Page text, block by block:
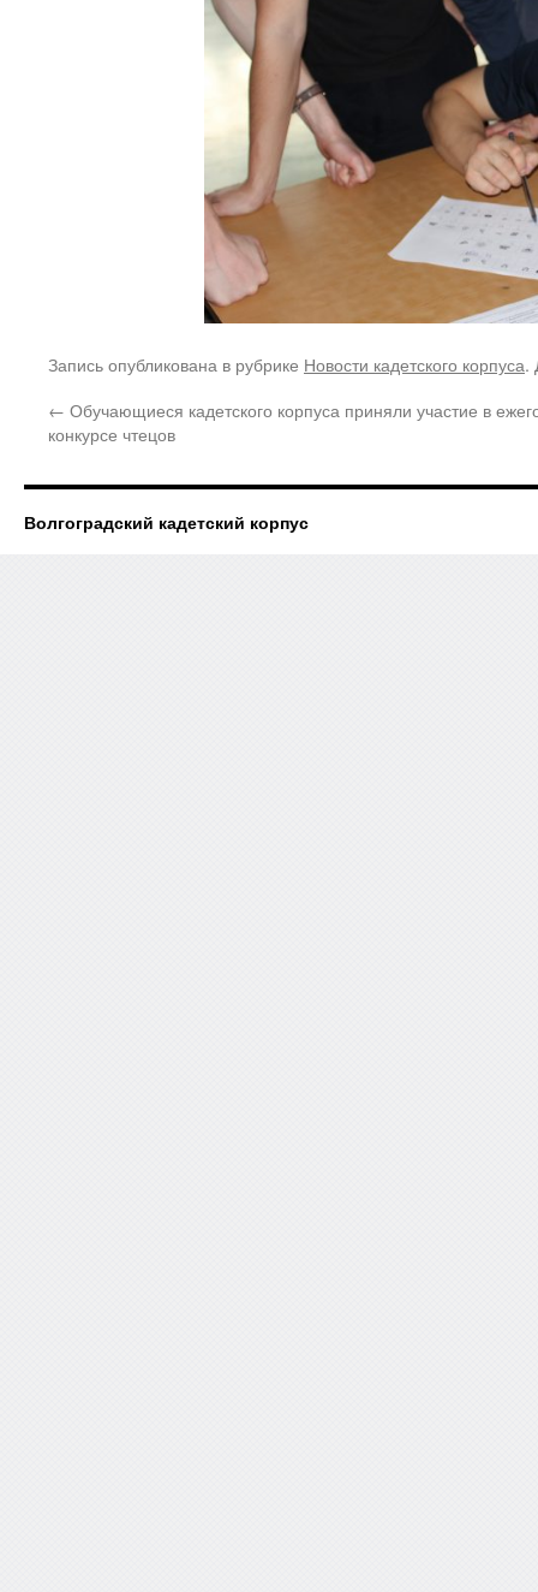
Запись опубликована в рубрике Новости кадетского корпуса.
← Обучающиеся кадетского корпуса приняли участие в
конкурсе чтецов
Волгоградский кадетский корпус